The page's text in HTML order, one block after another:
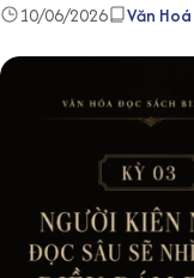
10/06/2026 Văn